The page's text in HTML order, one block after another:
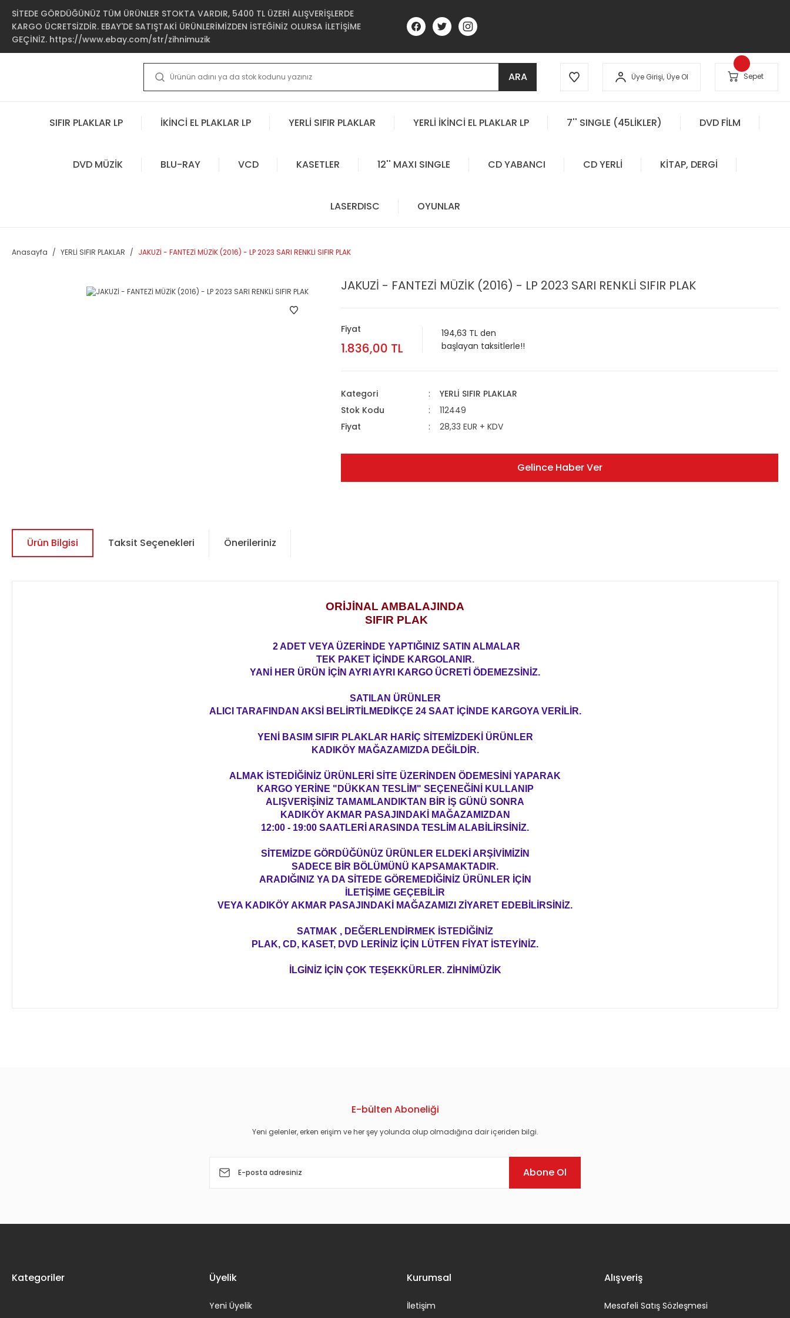
SİTEDE GÖRDÜĞÜNÜZ TÜM ÜRÜNLER STOKTA VARDIR, 5400 TL ÜZERİ ALIŞVERİŞLERDE
KARGO ÜCRETSİZDİR. EBAY'DE SATIŞTAKİ ÜRÜNLERİMİZDEN İSTEĞİNİZ OLURSA İLETİŞİME
GEÇİNİZ. https://www.ebay.com/str/zihnimuzik
ARA Üye Girişi, Üye Ol Sepet
SIFIR PLAKLAR LP İKİNCİ EL PLAKLAR LP YERLİ SIFIR PLAKLAR YERLİ İKİNCİ EL PLAKLAR LP 7'' SINGLE (45LİKLER) DVD FİLM
DVD MÜZİK BLU-RAY VCD KASETLER 12'' MAXI SINGLE CD YABANCI CD YERLİ KİTAP, DERGİ
LASERDISC OYUNLAR
Anasayfa YERLİ SIFIR PLAKLAR JAKUZİ - FANTEZİ MÜZİK (2016) - LP 2023 SARI RENKLİ SIFIR PLAK
JAKUZİ - FANTEZİ MÜZİK (2016) - LP 2023 SARI RENKLİ SIFIR PLAK
Fiyat
1.836,00 TL
194,63 TL den
başlayan taksitlerle!!
Kategori
YERLİ SIFIR PLAKLAR
Stok Kodu
112449
Fiyat
28,33 EUR + KDV
Gelince Haber Ver
Ürün Bilgisi Taksit Seçenekleri Önerileriniz
ORİJİNAL AMBALAJINDA
SIFIR PLAK
2 ADET VEYA ÜZERİNDE YAPTIĞINIZ SATIN ALMALAR
TEK PAKET İÇİNDE KARGOLANIR.
YANİ HER ÜRÜN İÇİN AYRI AYRI KARGO ÜCRETİ ÖDEMEZSİNİZ.
SATILAN ÜRÜNLER
ALICI TARAFINDAN AKSİ BELİRTİLMEDİKÇE 24 SAAT İÇİNDE KARGOYA VERİLİR.
YENİ BASIM SIFIR PLAKLAR HARİÇ SİTEMİZDEKİ ÜRÜNLER
KADIKÖY MAĞAZAMIZDA DEĞİLDİR.
ALMAK İSTEDİĞİNİZ ÜRÜNLERİ SİTE ÜZERİNDEN ÖDEMESİNİ YAPARAK
KARGO YERİNE "DÜKKAN TESLİM" SEÇENEĞİNİ KULLANIP
ALIŞVERİŞİNİZ TAMAMLANDIKTAN BİR İŞ GÜNÜ SONRA
KADIKÖY AKMAR PASAJINDAKİ MAĞAZAMIZDAN
12:00 - 19:00 SAATLERİ ARASINDA TESLİM ALABİLİRSİNİZ.
SİTEMİZDE GÖRDÜĞÜNÜZ ÜRÜNLER ELDEKİ ARŞİVİMİZİN
SADECE BİR BÖLÜMÜNÜ KAPSAMAKTADIR.
ARADIĞINIZ YA DA SİTEDE GÖREMEDİĞİNİZ ÜRÜNLER İÇİN
İLETİŞİME GEÇEBİLİR
VEYA KADIKÖY AKMAR PASAJINDAKİ MAĞAZAMIZI ZİYARET EDEBİLİRSİNİZ.
SATMAK , DEĞERLENDİRMEK İSTEDİĞİNİZ
PLAK, CD, KASET, DVD LERİNİZ İÇİN LÜTFEN FİYAT İSTEYİNİZ.
İLGİNİZ İÇİN ÇOK TEŞEKKÜRLER. ZİHNİMÜZİK
E-bülten Aboneliği
Yeni gelenler, erken erişim ve her şey yolunda olup olmadığına dair içeriden bilgi.
Abone Ol
Kategoriler Üyelik
Yeni Üyelik
Kurumsal
İletişim
Alışveriş
Mesafeli Satış Sözleşmesi